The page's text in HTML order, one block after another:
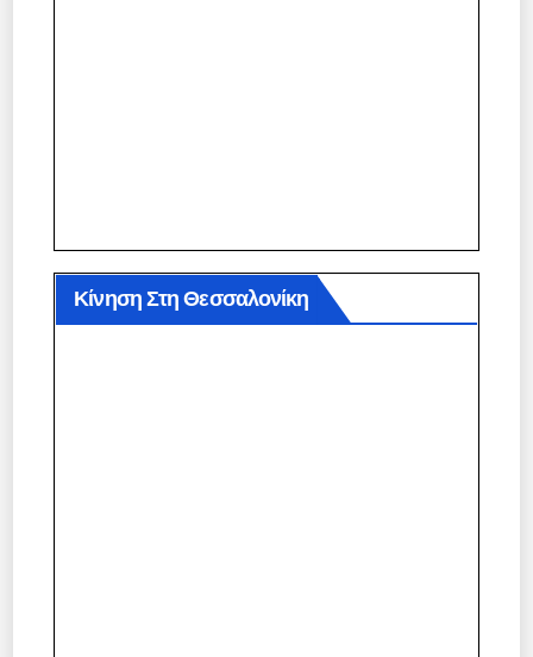
Κίνηση Στη Θεσσαλονίκη